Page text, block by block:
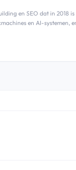
en SEO dat in 2018
en AI-systemen,